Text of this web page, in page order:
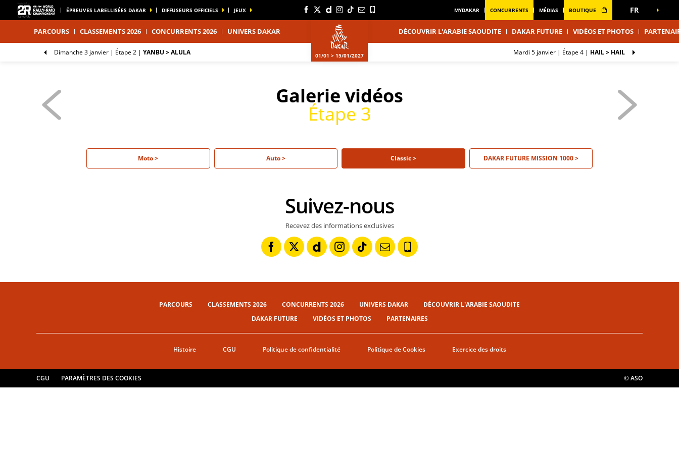
ÉPREUVES LABELLISÉES DAKAR DIFFUSEURS OFFICIELS JEUX MYDAKAR CONCURRENTS MÉDIAS BOUTIQUE FR
PARCOURS CLASSEMENTS 2026 CONCURRENTS 2026 UNIVERS DAKAR
01/01 > 15/01/2027
DÉCOUVRIR L'ARABIE SAOUDITE DAKAR FUTURE VIDÉOS ET PHOTOS
dimanche 3 janvier | Étape 2 | YANBU > ALULA mardi 5 janvier | Étape 4 | HAIL > HAIL
Galerie vidéos
Étape 3
Moto > Auto > Classic > DAKAR FUTURE MISSION 1000 >
Suivez-nous
Recevez des informations exclusives
PARCOURS CLASSEMENTS 2026 CONCURRENTS 2026 UNIVERS DAKAR
DÉCOUVRIR L'ARABIE SAOUDITE
DAKAR FUTURE
VIDÉOS ET PHOTOS PARTENAIRES
Histoire CGU Politique de confidentialité Politique de Cookies Exercice des droits
CGU PARAMÈTRES DES COOKIES © ASO